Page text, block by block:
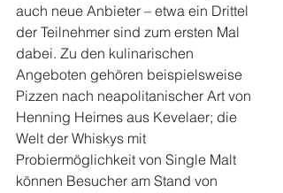
auch neue Anbieter – etwa ein Drittel
der Teilnehmer sind zum ersten Mal
dabei. Zu den kulinarischen
Angeboten gehören beispielsweise
Pizzen nach neapolitanischer Art von
Henning Heimes aus Kevelaer; die
Welt der Whiskys mit
Probiermöglichkeit von Single Malt
können Besucher am Stand von